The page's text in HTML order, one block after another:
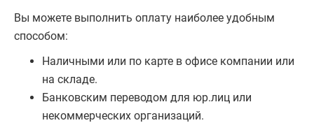
Вы можете выполнить оплату наиболее удобным
способом:
Наличными или по карте в офисе компании или
на складе.
Банковским переводом для юр.лиц или
некоммерческих организаций.